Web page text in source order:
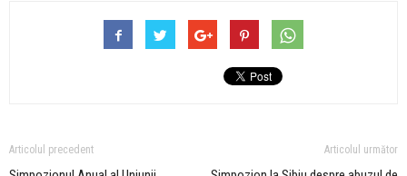
Articolul precedent Articolul următor